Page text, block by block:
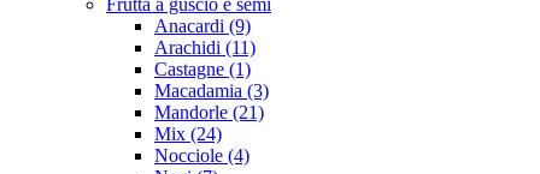
Anacardi (9)
Arachidi (11)
Castagne (1)
Macadamia (3)
Mandorle (21)
Mix (24)
Nocciole (4)